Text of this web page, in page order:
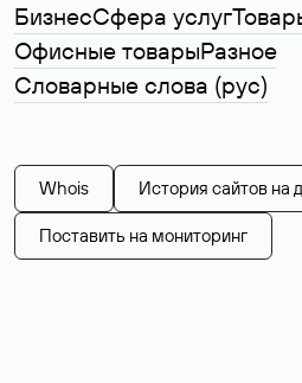
БизнесСфера услуг
Офисные товарыРазное
Словарные слова (рус)
Whois История сайтов на
Поставить на мониторинг